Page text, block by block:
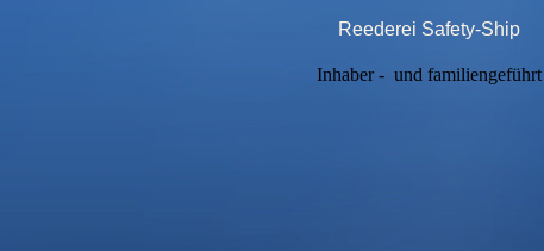
Reederei Safety-Ship
Inhaber - und familiengeführt